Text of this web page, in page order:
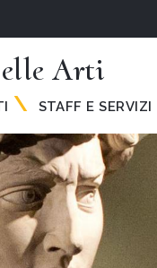
Arti
STAFF E SERVIZI